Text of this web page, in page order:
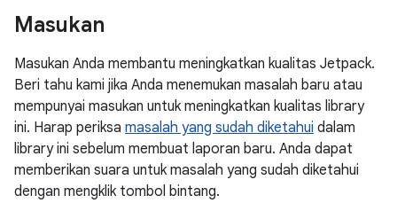
Masukan
Masukan Anda membantu meningkatkan kualitas Jetpack.
Beri tahu kami jika Anda menemukan masalah baru atau
mempunyai masukan untuk meningkatkan kualitas library
ini. Harap periksa masalah yang sudah diketahui dalam
library ini sebelum membuat laporan baru. Anda dapat
memberikan suara untuk masalah yang sudah diketahui
dengan mengklik tombol bintang.